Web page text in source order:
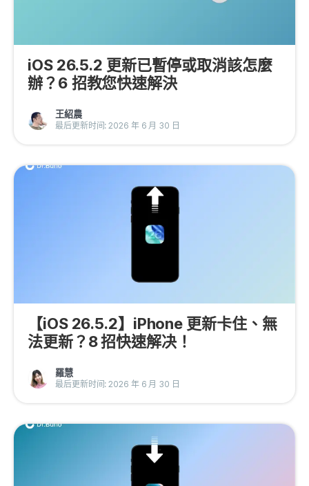
iOS 26.5.2 更新已暫停或取消該怎麼
辦？6 招教您快速解決
王紹農
最后更新时间: 2026 年 6 月 30 日
【iOS 26.5.2】iPhone 更新卡住、無
法更新？8 招快速解决！
羅慧
最后更新时间: 2026 年 6 月 30 日